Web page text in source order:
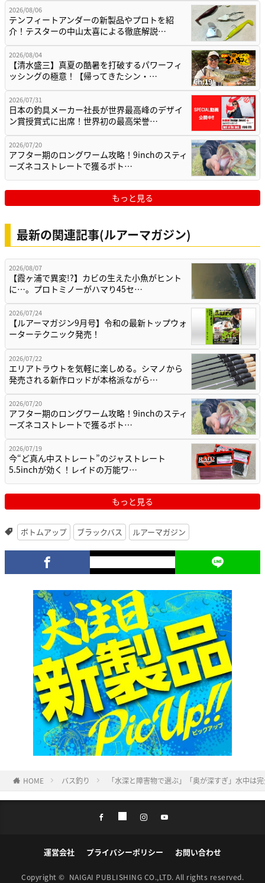
2026/08/06
テンフィートアンダーの新製品やプロトを紹
介！テスターの中山太喜による徹底解説…
2026/08/04
【清水盛三】真夏の酷暑を打破するパワーフィ
ッシングの極意！【帰ってきたシン・…
2026/07/31
日本の釣具メーカー社長が世界最高峰のデザイ
ン賞授賞式に出席！世界初の最高栄誉…
2026/07/20
アフター期のロングワーム攻略！9inchのスティ
ーズネコストレートで獲るボト…
もっと見る
最新の関連記事(ルアーマガジン)
2026/08/07
【霞ヶ浦で異変!?】カビの生えた小魚がヒント
に…。プロトミノーがハマり45セ…
2026/07/24
【ルアーマガジン9月号】令和の最新トップウォ
ーターテクニック発売！
2026/07/22
エリアトラウトを気軽に楽しめる。シマノから
発売される新作ロッドが本格派ながら…
2026/07/20
アフター期のロングワーム攻略！9inchのスティ
ーズネコストレートで獲るボト…
2026/07/19
今“ど真ん中ストレート”のジャストレート
5.5inchが効く！レイドの万能ワ…
もっと見る
ボトムアップ ブラックバス ルアーマガジン
HOME バス釣り 「水深と障害物で選ぶ」「奥が深すぎ」水中
運営会社 プライバシーポリシー お問い合わせ
Copyright © NAIGAI PUBLISHING CO.,LTD. All rights reserved.